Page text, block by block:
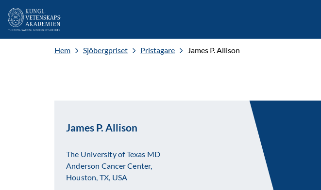
Hem Sjöbergpriset Pristagare James P. Allison
James P. Allison
The University of Texas MD
Anderson Cancer Center,
Houston, TX, USA